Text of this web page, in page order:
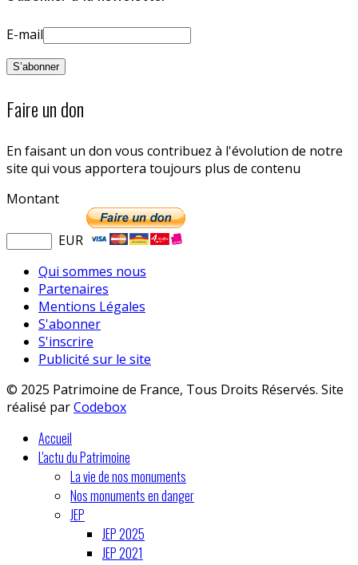
E-mail
Faire un don
En faisant un don vous contribuez à l'évolution de notre
site qui vous apportera toujours plus de contenu
Montant
EUR
Qui sommes nous
Partenaires
Mentions Légales
S'abonner
S'inscrire
Publicité sur le site
© 2025 Patrimoine de France, Tous Droits Réservés. Site
réalisé parCodebox
Accueil
L'actu du Patrimoine
La vie de nos monuments
Nos monuments en danger
JEP
JEP 2025
JEP 2021